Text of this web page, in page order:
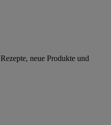
neue Produkte und